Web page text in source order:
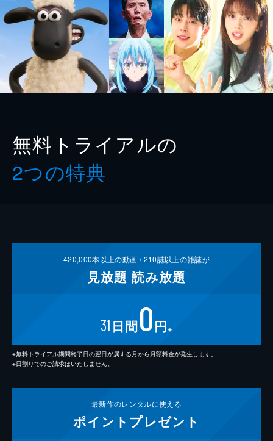
無料トライアルの
2つの特典
420,000本以上の動画 /210誌以上の雑誌が
見放題 読み放題
31 日間0円 ※
※無料トライアル期間終了日の翌日が属する月から月額料金が発生します。
※日割りでのご請求はいたしません。
最新作のレンタルに使える
ポイント プレゼント